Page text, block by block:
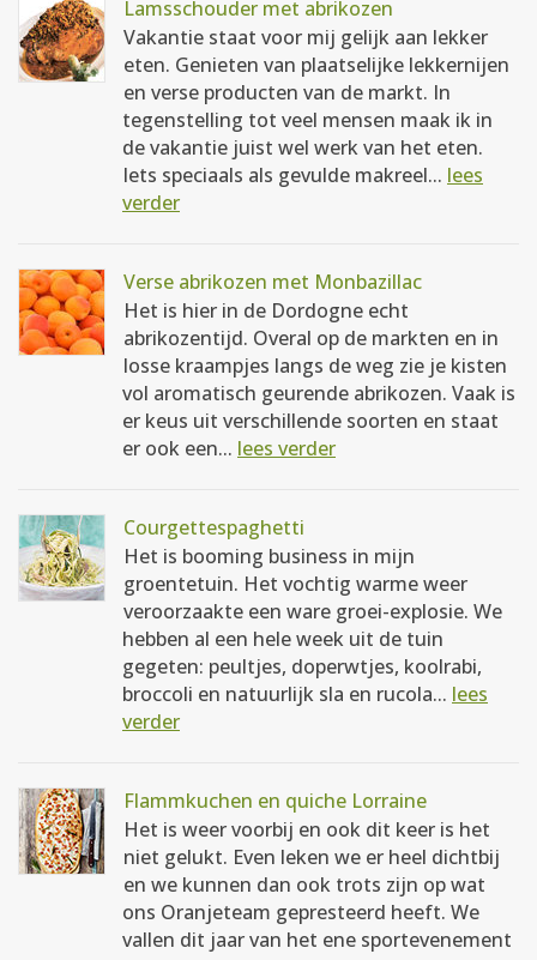
Lamsschouder met abrikozen
Vakantie staat voor mij gelijk aan lekker
eten. Genieten van plaatselijke lekkernijen
en verse producten van de markt. In
tegenstelling tot veel mensen maak ik in
de vakantie juist wel werk van het eten.
Iets speciaals als gevulde makreel... lees
verder
Verse abrikozen met Monbazillac
Het is hier in de Dordogne echt
abrikozentijd. Overal op de markten en in
losse kraampjes langs de weg zie je kisten
vol aromatisch geurende abrikozen. Vaak is
er keus uit verschillende soorten en staat
er ook een... lees verder
Courgettespaghetti
Het is booming business in mijn
groentetuin. Het vochtig warme weer
veroorzaakte een ware groei-explosie. We
hebben al een hele week uit de tuin
gegeten: peultjes, doperwtjes, koolrabi,
broccoli en natuurlijk sla en rucola... lees
verder
Flammkuchen en quiche Lorraine
Het is weer voorbij en ook dit keer is het
niet gelukt. Even leken we er heel dichtbij
en we kunnen dan ook trots zijn op wat
ons Oranjeteam gepresteerd heeft. We
vallen dit jaar van het ene sportevenement